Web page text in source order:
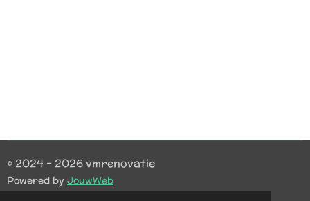
© 2024 - 2026 vmrenovatie
Powered by JouwWeb